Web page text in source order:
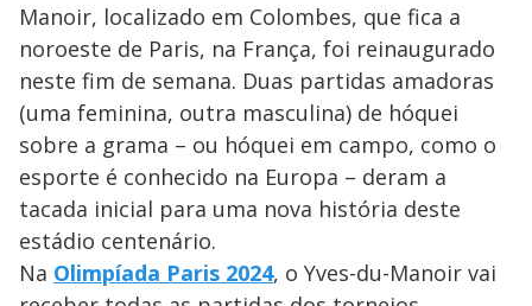
Manoir, localizado em Colombes, que fica a
noroeste de Paris, na França, foi reinaugurado
neste fim de semana. Duas partidas amadoras
(uma feminina, outra masculina) de hóquei
sobre a grama – ou hóquei em campo, como o
esporte é conhecido na Europa – deram a
tacada inicial para uma nova história deste
estádio centenário.
Na Olimpíada Paris 2024, o Yves-du-Manoir vai